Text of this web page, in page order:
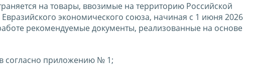
на товары, ввозимые на территорию Российской
экономического союза, начиная с 1 июня 2026
рекомендуемые документы, реализованные на основе
согласно приложению № 1;